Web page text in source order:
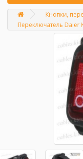
Кнопки,
Переключатель Daier